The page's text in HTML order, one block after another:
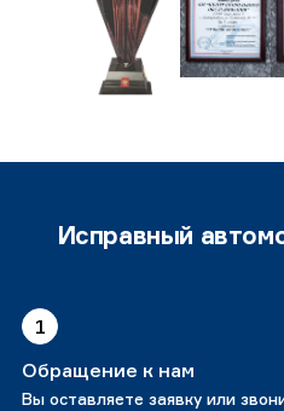
Исправный
1
Обращение к нам
Вы оставляете заявку или